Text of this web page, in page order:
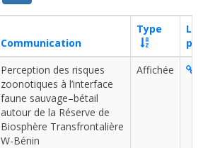
Communication
Type
Perception des risques
zoonotiques à l’interface
faune sauvage–bétail
autour de la Réserve de
Biosphère Transfrontalière
W-Bénin
Affichée